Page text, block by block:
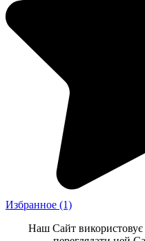
Избранное (1)
Наш Сайт